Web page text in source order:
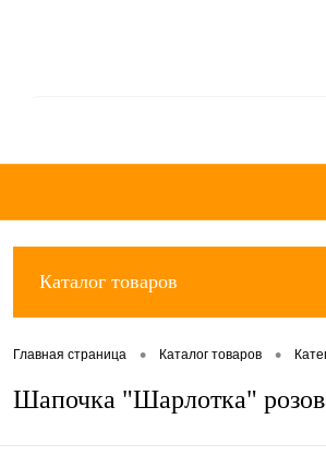
Каталог товаров
Главная страница • Каталог товаров •
Шапочка "Шарлотка"